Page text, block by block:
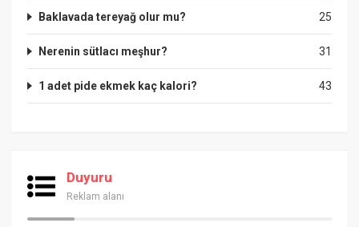
25
Baklavada tereyağ olur mu?
31
Nerenin sütlacı meşhur?
43
1 adet pide ekmek kaç kalori?
Duyuru
Reklam alanı